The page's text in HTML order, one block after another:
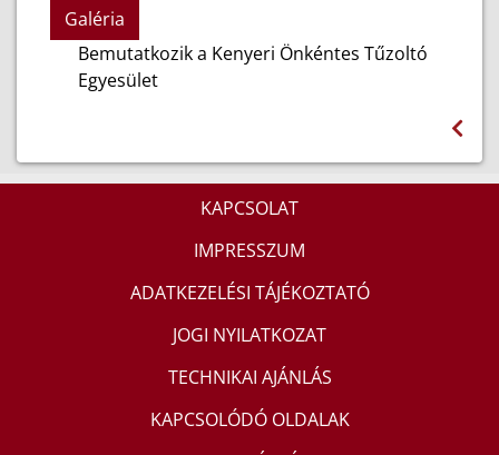
Galéria
Bemutatkozik a Kenyeri Önkéntes Tűzoltó
Egyesület
KAPCSOLAT
IMPRESSZUM
ADATKEZELÉSI TÁJÉKOZTATÓ
JOGI NYILATKOZAT
TECHNIKAI AJÁNLÁS
KAPCSOLÓDÓ OLDALAK